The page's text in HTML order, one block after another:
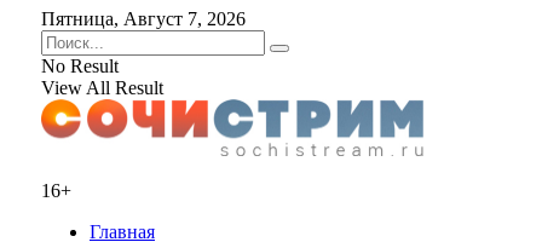
Пятница, Август 7, 2026
No Result
View All Result
16+
Главная